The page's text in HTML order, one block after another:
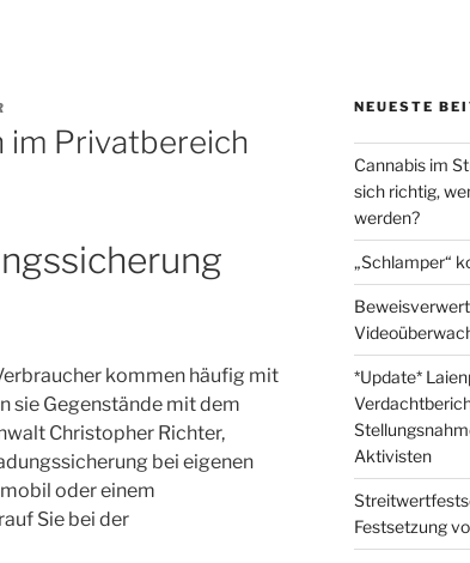
im Privatbereich
kommen häufig mit
sie Gegenstände mit dem
Christopher Richter,
bei eigenen
oder einem
Sie bei der
NEUESTE
Cannabis im
sich richtig,
werden?
„Schlamper“
*Update*
Aktivisten
Festsetzung